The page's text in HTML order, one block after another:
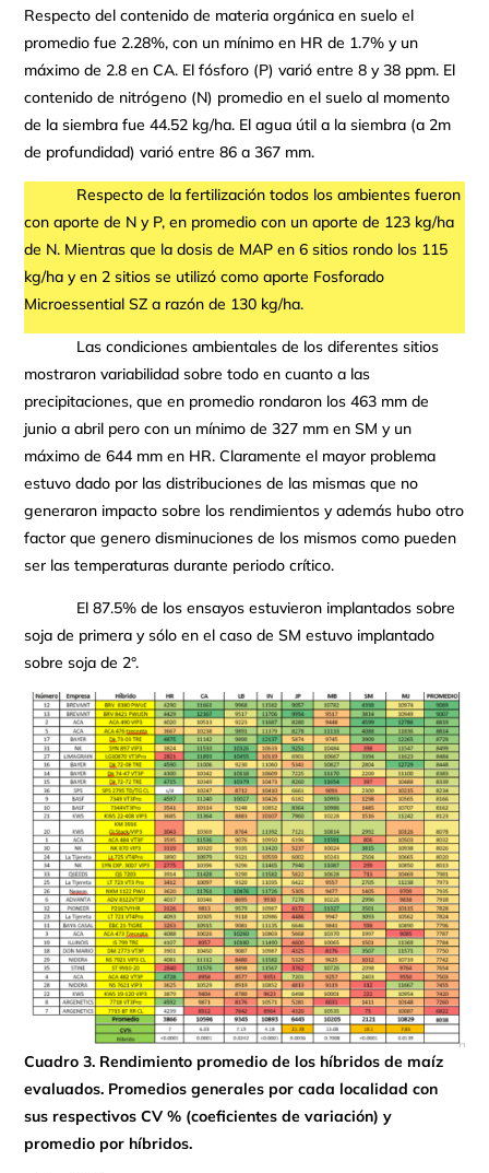
Respecto del contenido de materia orgánica en suelo el
promedio fue 2.28%, con un mínimo en HR de 1.7% y un
máximo de 2.8 en CA. El fósforo (P) varió entre 8 y 38 ppm. El
contenido de nitrógeno (N) promedio en el suelo al momento
de la siembra fue 44.52 kg/ha. El agua útil a la siembra (a 2m
de profundidad) varió entre 86 a 367 mm.
Respecto de la fertilización todos los ambientes fueron
con aporte de N y P, en promedio con un aporte de 123 kg/ha
de N. Mientras que la dosis de MAP en 6 sitios rondo los 115
kg/ha y en 2 sitios se utilizó como aporte Fosforado
Microessential SZ a razón de 130 kg/ha.
Las condiciones ambientales de los diferentes sitios
mostraron variabilidad sobre todo en cuanto a las
precipitaciones, que en promedio rondaron los 463 mm de
junio a abril pero con un mínimo de 327 mm en SM y un
máximo de 644 mm en HR. Claramente el mayor problema
estuvo dado por las distribuciones de las mismas que no
generaron impacto sobre los rendimientos y además hubo otro
factor que genero disminuciones de los mismos como pueden
ser las temperaturas durante periodo crítico.
El 87.5% de los ensayos estuvieron implantados sobre
soja de primera y sólo en el caso de SM estuvo implantado
sobre soja de 2°.
Cuadro 3. Rendimiento promedio de los híbridos de maíz
evaluados. Promedios generales por cada localidad con
sus respectivos CV % (coeficientes de variación) y
promedio por híbridos.